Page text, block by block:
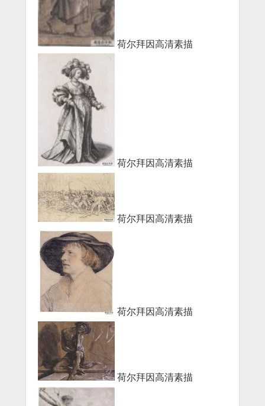
荷尔拜因高清素描
荷尔拜因高清素描
荷尔拜因高清素描
荷尔拜因高清素描
荷尔拜因高清素描